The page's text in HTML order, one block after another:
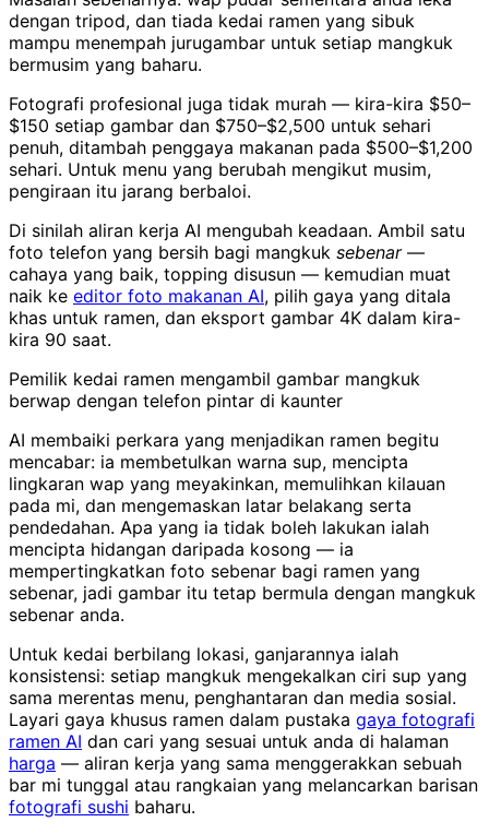
dengan tripod, dan tiada kedai ramen yang sibuk
mampu menempah jurugambar untuk setiap mangkuk
bermusim yang baharu.
Fotografi profesional juga tidak murah — kira-kira $50–
$150 setiap gambar dan $750–$2,500 untuk sehari
penuh, ditambah penggaya makanan pada $500–$1,200
sehari. Untuk menu yang berubah mengikut musim,
pengiraan itu jarang berbaloi.
Di sinilah aliran kerja AI mengubah keadaan. Ambil satu
foto telefon yang bersih bagi mangkuk sebenar—
cahaya yang baik, topping disusun — kemudian muat
naik ke editor foto makanan AI, pilih gaya yang ditala
khas untuk ramen, dan eksport gambar 4K dalam kira-
kira 90 saat.
Pemilik kedai ramen mengambil gambar mangkuk
berwap dengan telefon pintar di kaunter
AI membaiki perkara yang menjadikan ramen begitu
mencabar: ia membetulkan warna sup, mencipta
lingkaran wap yang meyakinkan, memulihkan kilauan
pada mi, dan mengemaskan latar belakang serta
pendedahan. Apa yang ia tidak boleh lakukan ialah
mencipta hidangan daripada kosong — ia
mempertingkatkan foto sebenar bagi ramen yang
sebenar, jadi gambar itu tetap bermula dengan mangkuk
sebenar anda.
Untuk kedai berbilang lokasi, ganjarannya ialah
konsistensi: setiap mangkuk mengekalkan ciri sup yang
sama merentas menu, penghantaran dan media sosial.
Layari gaya khusus ramen dalam pustaka gaya fotografi
ramen AI dan cari yang sesuai untuk anda di halaman
harga — aliran kerja yang sama menggerakkan sebuah
bar mi tunggal atau rangkaian yang melancarkan barisan
fotografi sushi baharu.